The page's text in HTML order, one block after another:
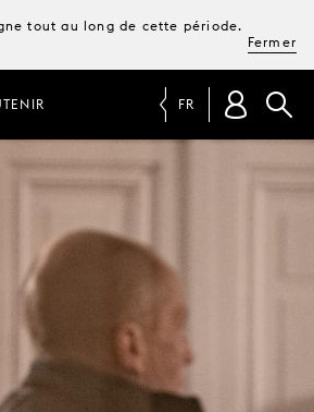
tout au long de cette période.
Fermer
FR